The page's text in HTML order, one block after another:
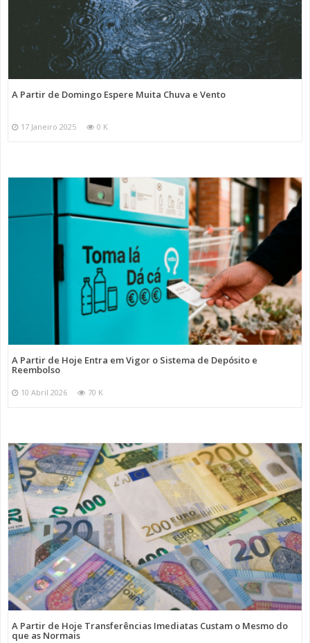
A Partir de Domingo Espere Muita Chuva e Vento
17 Janeiro 2025 0 K
A Partir de Hoje Entra em Vigor o Sistema de Depósito e
Reembolso
10 Abril 2026 70 K
A Partir de Hoje Transferências Imediatas Custam o Mesmo do
que as Normais